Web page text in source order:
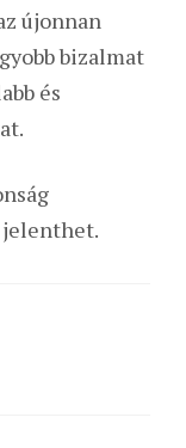
újonnan
bizalmat
és